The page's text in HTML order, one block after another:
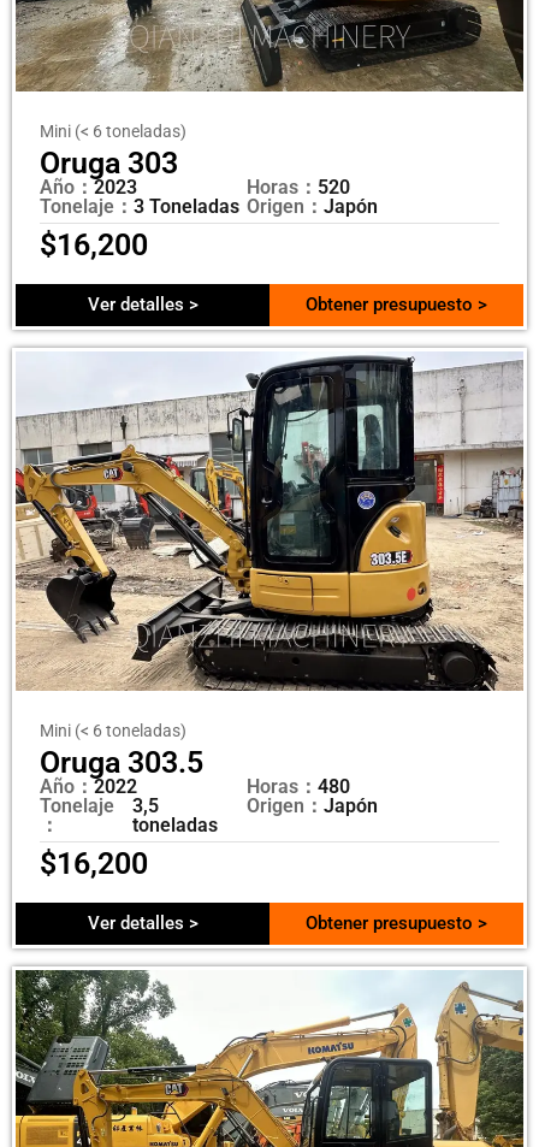
Mini (< 6 toneladas)
Oruga 303
Año： 2023
Tonelaje： 3 Toneladas
Horas： 520
Origen： Japón
$16,200
Ver detalles > Obtener presupuesto >
Mini (< 6 toneladas)
Oruga 303.5
Año：2022
Tonelaje
：
3,5
toneladas
Horas： 480
Origen： Japón
$16,200
Ver detalles > Obtener presupuesto >